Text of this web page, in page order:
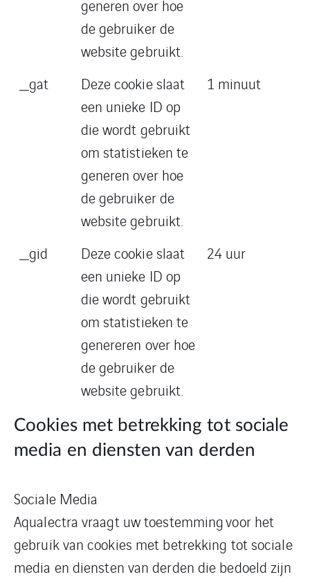
generen over hoe
de gebruiker de
website gebruikt.
_gat
Deze cookie slaat
een unieke ID op
die wordt gebruikt
om statistieken te
generen over hoe
de gebruiker de
website gebruikt.
1 minuut
_gid
Deze cookie slaat
een unieke ID op
die wordt gebruikt
om statistieken te
genereren over hoe
de gebruiker de
website gebruikt.
24 uur
Cookies met betrekking tot sociale
media en diensten van derden
Sociale Media
Aqualectra vraagt uw toestemming voor het
gebruik van cookies met betrekking tot sociale
media en diensten van derden die bedoeld zijn